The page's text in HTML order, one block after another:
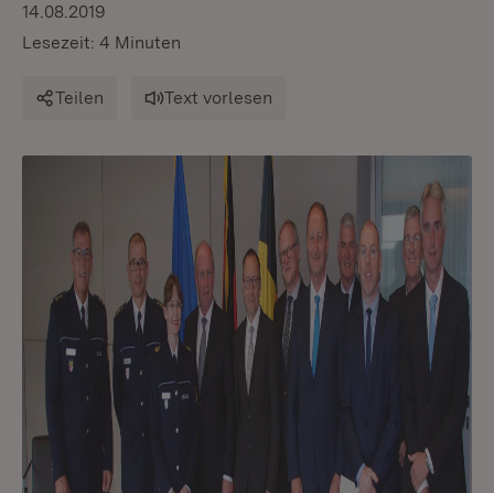
14.08.2019
Lesezeit: 4 Minuten
Teilen Text vorlesen